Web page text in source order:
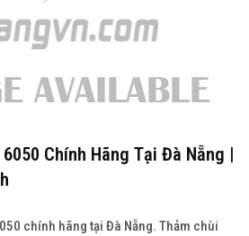
Chính Hãng Tại Đà Nẵng |
chính hãng tại Đà Nẵng. Thảm chùi